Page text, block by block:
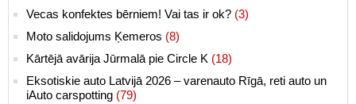
Vecas konfektes bērniem! Vai tas ir ok? (3)
Moto salidojums Ķemeros (8)
Kārtējā avārija Jūrmalā pie Circle K (18)
Eksotiskie auto Latvijā 2026 – varenauto Rīgā, reti auto un
iAuto carspotting (79)